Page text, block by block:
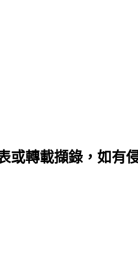
或轉載擷錄，如有